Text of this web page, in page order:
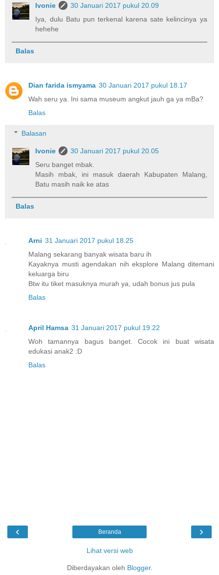
Ivonie
30 Januari 2017 pukul 20.09
Iya, dulu Batu pun terkenal karena sate kelincinya ya
hehehe
Balas
Dian farida ismyama 30 Januari 2017 pukul 18.17
Wah seru ya. Ini sama museum angkut jauh ga ya mBa?
Balas
Balasan
Ivonie
30 Januari 2017 pukul 20.05
Seru banget mbak.
Masih mbak, ini masuk daerah Kabupaten Malang,
Batu masih naik ke atas
Balas
Arni 31 Januari 2017 pukul 18.25
Malang sekarang banyak wisata baru ih
Kayaknya musti agendakan nih eksplore Malang ditemani
keluarga biru
Btw itu tiket masuknya murah ya, udah bonus jus pula
Balas
April Hamsa 31 Januari 2017 pukul 19.22
Woh tamannya bagus banget. Cocok ini buat wisata
edukasi anak2 :D
Balas
‹ ›
Beranda
Lihat versi web
Diberdayakan oleh Blogger.